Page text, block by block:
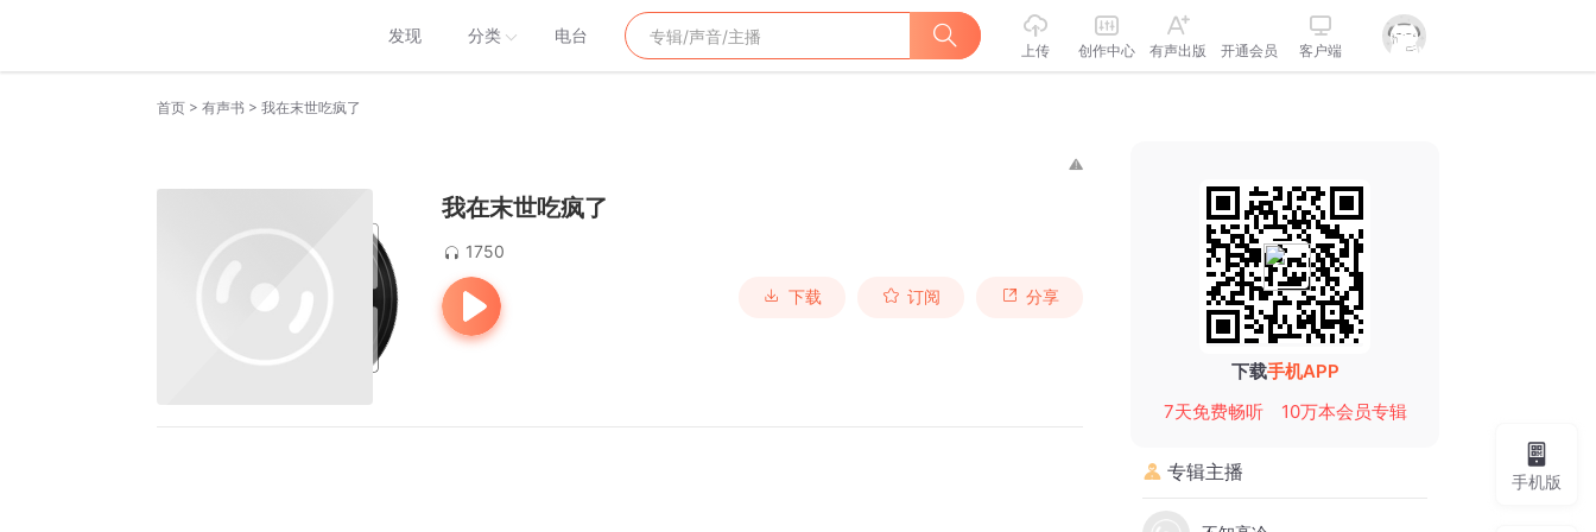
发现 分类 电台
上传 创作中心 有声出版 开通会员 客户端
首页 > 有声书 > 我在末世吃疯了
我在末世吃疯了
1750
下载 订阅 分享
下载手机APP
7天免费畅听
10万本会员专辑
专辑主播 手机版